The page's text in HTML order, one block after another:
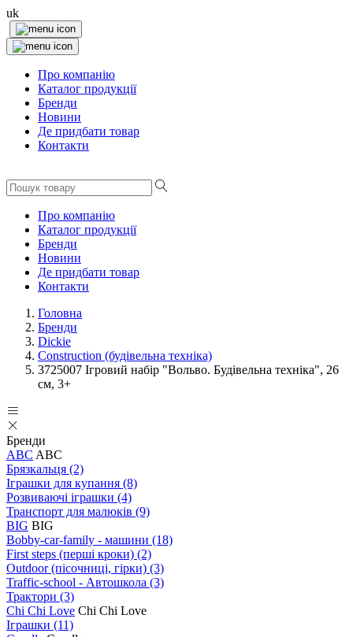
uk
Про компанію
Каталог продукції
Бренди
Новини
Де придбати товар
Контакти
Про компанію
Каталог продукції
Бренди
Новини
Де придбати товар
Контакти
Головна
Бренди
Dickie
Construction (будівельна техніка)
3725007 Ігровий набір "Вольво. Будівельна техніка", 26
см, 3+
Бренди
ABC ABC
Брязкальця (2)
Іграшки для купання (8)
Розвиваючі іграшки (4)
Транспорт для малюків (9)
BIG BIG
Bobby-car-family - машини (18)
First steps (перші кроки) (2)
Outdoor (пісочниці, гірки) (3)
Traffic-school - Автошкола (3)
Трактори (3)
Chi Chi Love Chi Chi Love
Іграшки (11)